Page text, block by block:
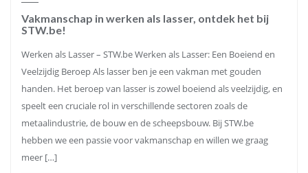
Vakmanschap in werken als lasser, ontdek het bij
STW.be!
Werken als Lasser – STW.be Werken als Lasser: Een Boeiend en
Veelzijdig Beroep Als lasser ben je een vakman met gouden
handen. Het beroep van lasser is zowel boeiend als veelzijdig, en
speelt een cruciale rol in verschillende sectoren zoals de
metaalindustrie, de bouw en de scheepsbouw. Bij STW.be
hebben we een passie voor vakmanschap en willen we graag
meer […]